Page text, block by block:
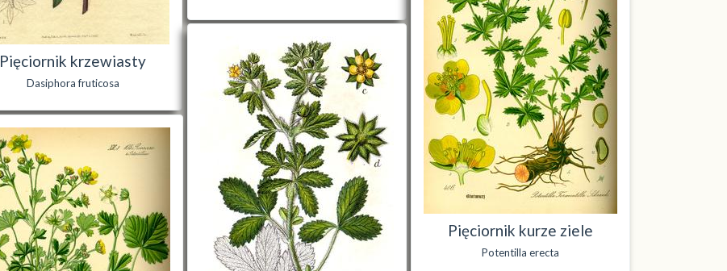
Pięciornik krzewiasty
Dasiphora fruticosa
Pięciornik kurze ziele
Potentilla erecta